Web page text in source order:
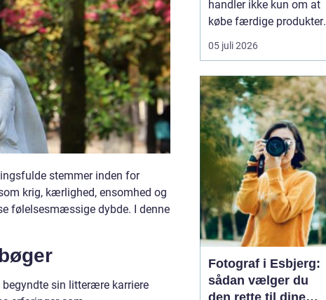
stemmer inden for
krig, kærlighed, ensomhed og
følelsesmæssige dybde. I denne
sin litterære karriere
handler ikke kun om at
købe færdige produkter.
Mange vælger at tage
del i processen, lære
hvordan leret forandrer
sig under hænderne. På
den måde bliver
keramikke...
05 juli 2026
Fotograf i Esbjerg:
sådan vælger du
den rette til dine